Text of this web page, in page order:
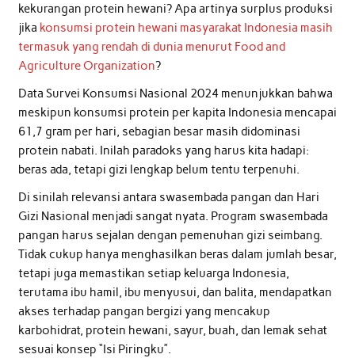
kekurangan protein hewani? Apa artinya surplus produksi
jika konsumsi protein hewani masyarakat Indonesia masih
termasuk yang rendah di dunia menurut Food and
Agriculture Organization?
Data Survei Konsumsi Nasional 2024 menunjukkan bahwa
meskipun konsumsi protein per kapita Indonesia mencapai
61,7 gram per hari, sebagian besar masih didominasi
protein nabati. Inilah paradoks yang harus kita hadapi:
beras ada, tetapi gizi lengkap belum tentu terpenuhi.
Di sinilah relevansi antara swasembada pangan dan Hari
Gizi Nasional menjadi sangat nyata. Program swasembada
pangan harus sejalan dengan pemenuhan gizi seimbang.
Tidak cukup hanya menghasilkan beras dalam jumlah besar,
tetapi juga memastikan setiap keluarga Indonesia,
terutama ibu hamil, ibu menyusui, dan balita, mendapatkan
akses terhadap pangan bergizi yang mencakup
karbohidrat, protein hewani, sayur, buah, dan lemak sehat
sesuai konsep “Isi Piringku”.